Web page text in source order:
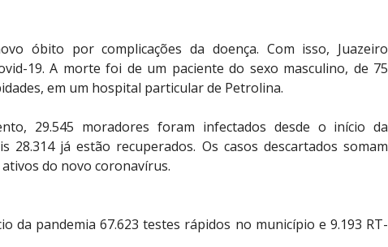
óbito por complicações da doença. Com isso, Juazeiro
19. A morte foi de um paciente do sexo masculino, de 75
em um hospital particular de Petrolina.
29.545 moradores foram infectados desde o início da
28.314 já estão recuperados. Os casos descartados somam
ativos do novo coronavírus.
da pandemia 67.623 testes rápidos no município e 9.193 RT-